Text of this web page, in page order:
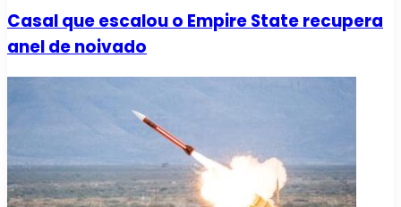
Casal que escalou o Empire State recupera
anel de noivado